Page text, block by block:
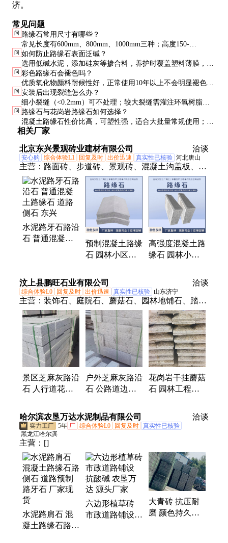
济。
常见问题
问 路缘石常用尺寸有哪些？
常见长度有600mm、800mm、1000mm三种；高度150-
300mm；宽度100-200mm。特殊尺寸可定制，但需考虑模具成
本。
问 如何防止路缘石表面泛碱？
选用低碱水泥，添加硅灰等掺合料，养护时覆盖塑料薄膜，安
装后涂刷防护剂。已泛碱可用草酸溶液清洗。
问 彩色路缘石会褪色吗？
优质氧化物颜料耐候性好，正常使用10年以上不会明显褪色。
避免使用有机染料，并定期做防护处理可延长保色时间。
问 安装后出现裂缝怎么办？
细小裂缝（<0.2mm）可不处理；较大裂缝需灌注环氧树脂
胶。预防关键是做好基础处理和合理留缝。
问 路缘石与花岗岩路缘石如何选择？
混凝土路缘石性价比高，可塑性强，适合大批量常规使用；花
岗岩更显高档，但价格是混凝土的3-5倍，适合重点区域点
相关厂家
北京东兴景观砖业建材有限公司 洽谈
安心购 综合体验L1 回复及时 出价迅速 真实性已核验 河北唐山
主营： 路面砖、步道砖、景观砖、混凝土沟盖板、混
凝土渗水砖、混凝土模块、公园地砖、道路侧石、路
沿石、透水仿石砖、条形水泥砖、花园铺路砖、户外
广场地砖、雨水检查井模块、路边石、路牙石、仿石
透水砖、透水砖、渗水砖、路面渗水砖、防滑渗水
砖、花园草坪砖、草坪砖、模块砖
水泥路牙石路沿
石 普通混凝土
预制混凝土路缘
石 园林小区道
滑 量大无忧 东
兴
高强度混凝土路
缘石 园林小区
坚硬 厂家供应
东兴
汶上县鹏旺石业有限公司 洽谈
综合体验L0 回复及时 出价迅速 真实性已核验 山东济宁
主营： 装饰石、庭院石、蘑菇石、园林地铺石、踏步
板材、造景石材、光面石材、造景背景墙、青石地铺
石、公园地铺石、景区白锈石、墙挂异型石、公园造
景石、仿古菠萝面、花岗岩石材、道路路沿石、户外
工程板、自然面景墙、庭院景观石、外墙干挂石、仿
古地铺石、外墙干挂板、景区地铺石、人行道青石
板、芝麻灰路沿石
景区芝麻灰路沿
石 人行道花岗
侧边石
户外芝麻灰路沿
石 公路道边路
道板材
花岗岩干挂蘑菇
石 园林工程黄
哈尔滨农垦万达水泥制品有限公司 洽谈
5年 厂 综合体验L0 回复及时 真实性已核验
黑龙江哈尔滨
主营： []
水泥路肩石 混
凝土路缘石路侧
六边形植草砖
市政道路铺设
大青砖 抗压耐
磨 颜色持久性